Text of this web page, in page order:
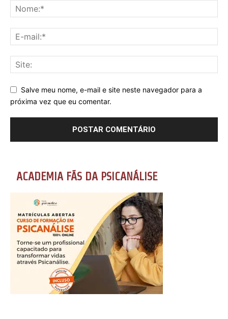
Salve meu nome, e-mail e site neste navegador para a
próxima vez que eu comentar.
ACADEMIA FÃS DA PSICANÁLISE